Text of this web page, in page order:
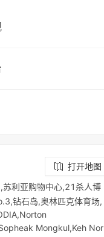
打开地图
利亚购物中心,21杀人博
钻石岛,奥林匹克体育场,
Mongkul,Keh Nor